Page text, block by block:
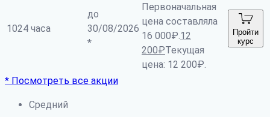
1024 часа
до
30/08/2026
*
Первоначальная
цена составляла
16 000₽.12
200₽Текущая
цена: 12 200₽.
Пройти
курс
* Посмотреть все акции
Средний